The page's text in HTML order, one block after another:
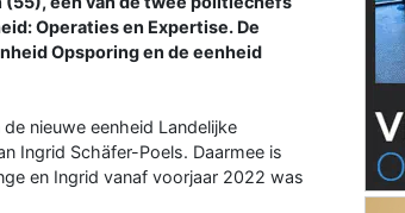
Operaties en Expertise. De
Opsporing en de eenheid
nieuwe eenheid Landelijke
Ingrid Schäfer-Poels. Daarmee is
en Ingrid vanaf voorjaar 2022 was